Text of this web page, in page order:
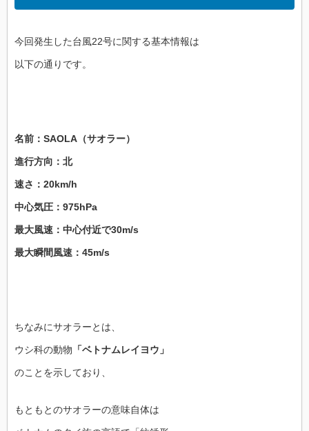
今回発生した台風22号に関する基本情報は
以下の通りです。
名前：SAOLA（サオラー）
進行方向：北
速さ：20km/h
中心気圧：975hPa
最大風速：中心付近で30m/s
最大瞬間風速：45m/s
ちなみにサオラーとは、
ウシ科の動物 「ベトナムレイヨウ」
のことを示しており、
もともとのサオラーの意味自体は